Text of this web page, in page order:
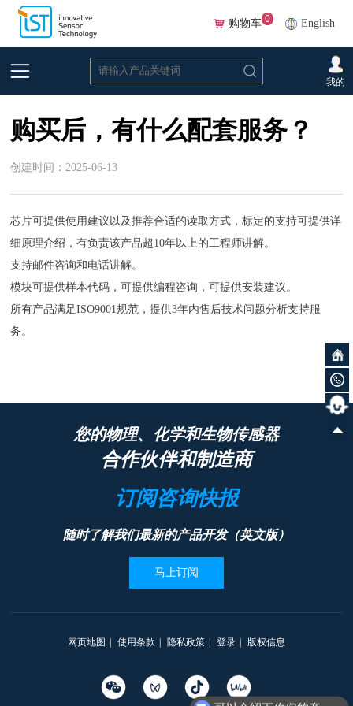
English
购物车 0
我的
首页 >湿度
购买后，有什么配套服务？
创建时间：2025-06-13
芯片可提供使用建议以及推荐合适的读取方式，标定的支持可提供详
细原理介绍，有负责该产品超10年以上的工程师讲解。
支持邮件咨询和电话讲解。
模块可提供样本代码，可提供编程咨询，可提供安装建议。
所有产品满足ISO9001规范，提供3年内售后技术问题分析支持服
务。
您的物理、化学和生物传感器
合作伙伴和制造商
订阅咨询快报
随时了解我们最新的产品开发（英文版）
马上订阅
网页地图 使用条款 隐私政策 登录 版权信息